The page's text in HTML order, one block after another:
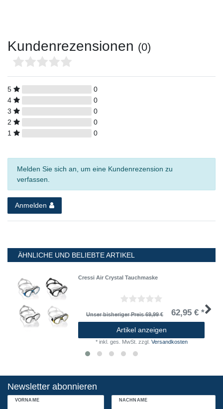
Kundenrezensionen (0)
5
0
4
0
3
0
2
0
1
0
Melden Sie sich an, um eine Kundenrezension zu
verfassen.
Anmelden
ÄHNLICHE UND BELIEBTE ARTIKEL
Cressi Air Crystal Tauchmaske
Unser bisheriger Preis 69,99 € 62,95 € *
Artikel anzeigen
* inkl. ges. MwSt. zzgl. Versandkosten
Newsletter abonnieren
VORNAME NACHNAME